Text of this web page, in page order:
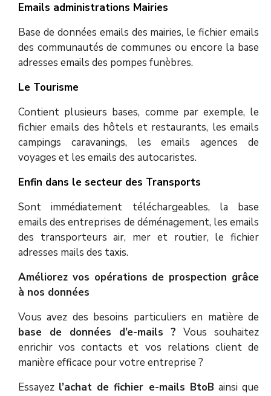
Emails administrations Mairies
Base de données emails des mairies, le fichier emails
des communautés de communes ou encore la base
adresses emails des pompes funèbres.
Le Tourisme
Contient plusieurs bases, comme par exemple, le
fichier emails des hôtels et restaurants, les emails
campings caravanings, les emails agences de
voyages et les emails des autocaristes.
Enfin dans le secteur des Transports
Sont immédiatement téléchargeables, la base
emails des entreprises de déménagement, les emails
des transporteurs air, mer et routier, le fichier
adresses mails des taxis.
Améliorez vos opérations de prospection grâce
à nos données
Vous avez des besoins particuliers en matière de
base de données d’e-mails ? Vous souhaitez
enrichir vos contacts et vos relations client de
manière efficace pour votre entreprise ?
Essayez l’achat de fichier e-mails BtoBainsi que